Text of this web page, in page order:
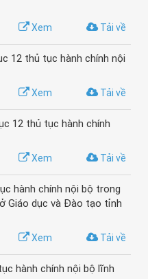
Tải về
Xem
12 thủ tục hành chính nội
Tải về
Xem
12 thủ tục hành chính
Tải về
Xem
hành chính nội bộ trong
Giáo dục và Đào tạo tỉnh
Tải về
Xem
hành chính nội bộ lĩnh